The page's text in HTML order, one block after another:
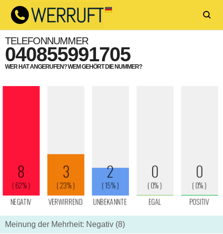
TELEFONNUMMER
040855991705
WER HAT ANGERUFEN? WEM GEHÖRT DIE NUMMER?
Meinung der Mehrheit: Negativ (8)